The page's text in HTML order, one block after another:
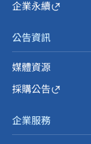
企業永續
公告資訊
媒體資源
採購公告
企業服務